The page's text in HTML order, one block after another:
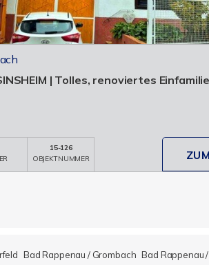
| Tolles, renoviertes
15-126
OBJEKTNUMMER
Bad Rappenau / Grombach Bad Rappenau